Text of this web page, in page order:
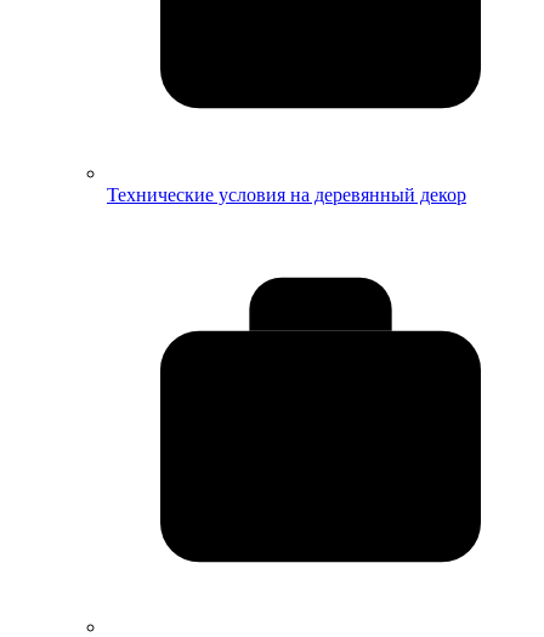
Технические условия на деревянный декор